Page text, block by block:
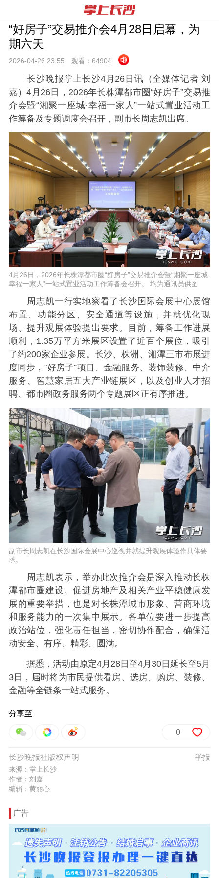
“好房子”交易推介会4月28日启幕，为
期六天
2026-04-26 23:55 观看： 64904
长沙晚报掌上长沙4月26日讯（全媒体记者 刘
嘉）4月26日，2026年长株潭都市圈“好房子”交易推
介会暨“湘聚一座城·幸福一家人”一站式置业活动工
作筹备及专题调度会召开，副市长周志凯出席。
4月26日，2026年长株潭都市圈“好房子”交易推介会暨“湘聚一座城·
幸福一家人”一站式置业活动工作筹备会召开。 均为通讯员供图
周志凯一行实地察看了长沙国际会展中心展馆
布置、功能分区、安全通道等设施，并就优化现
场、提升观展体验提出要求。目前，筹备工作进展
顺利，1.35万平方米展区设置了近百个展位，吸引
了约200家企业参展。长沙、株洲、湘潭三市布展进
度同步，“好房子”项目、金融服务、装饰装修、中介
服务、智慧家居五大产业链展区，以及创业人才招
聘、都市圈政务服务两个专题展区正有序推进。
副市长周志凯在长沙国际会展中心巡视并就提升观展体验作具体要
求。
周志凯表示，举办此次推介会是深入推动长株
潭都市圈建设、促进房地产及相关产业平稳健康发
展的重要举措，也是对长株潭城市形象、营商环境
和服务能力的一次集中展示。各单位要进一步提高
政治站位，强化责任担当，密切协作配合，确保活
动安全、有序、精彩、圆满。
据悉，活动由原定4月28日至4月30日延长至5月
3日，届时将为市民提供看房、选房、购房、装修、
金融等全链条一站式服务。
分享至
0
举报
长沙晚报社版权声明
来源：掌上长沙
作者：刘嘉
编辑：黄丽心
广告